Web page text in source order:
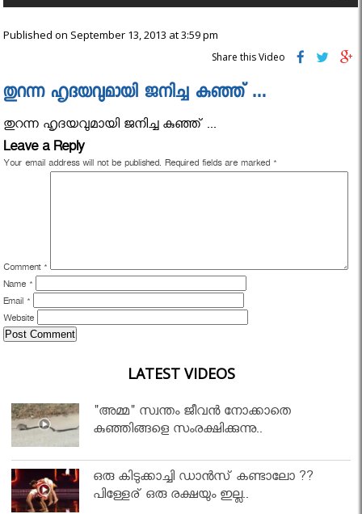
Published on September 13, 2013 at 3:59 pm
Share this Video
തുറന്ന ഹൃദയവുമായി ജനിച്ച കുഞ്ഞ് …
തുറന്ന ഹൃദയവുമായി ജനിച്ച കുഞ്ഞ് ...
Leave a Reply
Your email address will not be published. Required fields are marked *
Comment *
Name *
Email *
Website
LATEST VIDEOS
"അമ്മ" സ്വന്തം ജീവൻ നോക്കാതെ
കുഞ്ഞിങ്ങളെ സംരക്ഷിക്കുന്നു..
ഒരു കിടുക്കാച്ചി ഡാൻസ് കണ്ടാലോ ??
പിള്ളേര് ഒരു രക്ഷയും ഇല്ല..